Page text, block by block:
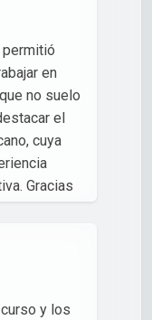
permitió
en
no suelo
el
cuya
Gracias
y los